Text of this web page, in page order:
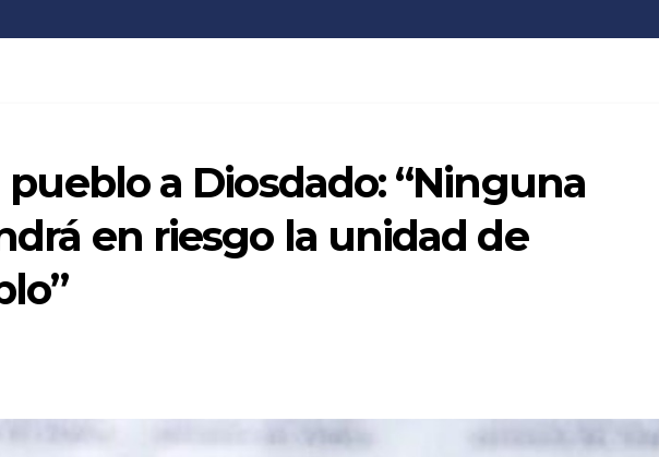
a Diosdado: “Ninguna
en riesgo la unidad de